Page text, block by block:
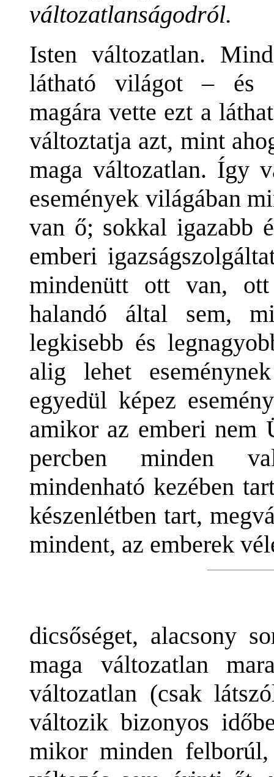
változatlanságodról.
Isten változatlan.
látható világot – és
magára vette ezt a
változtatja azt, mint
maga változatlan. Így
események világában
van ő; sokkal igazabb
emberi
mindenütt ott van,
halandó által sem,
legkisebb és
alig lehet
egyedül képez
amikor az emberi nem
percben minden
mindenható kezében
készenlétben tart,
mindent, az emberek
dicsőséget, alacsony
maga változatlan
változatlan (csak
változik bizonyos
mikor minden